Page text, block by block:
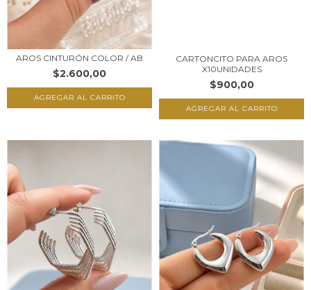
AROS CINTURÓN COLOR / AB
$2.600,00
CARTONCITO PARA AROS
X10UNIDADES
$900,00